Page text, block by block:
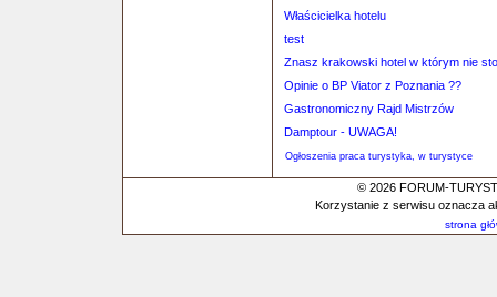
Właścicielka hotelu
test
Znasz krakowski hotel w którym nie
Opinie o BP Viator z Poznania ??
Gastronomiczny Rajd Mistrzów
Damptour - UWAGA!
Ogłoszenia praca turystyka, w turystyce
© 2026 FORUM-
Korzystanie z serwisu oznacza
strona